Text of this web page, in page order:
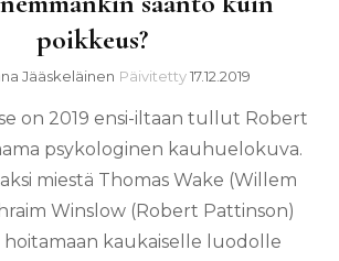
poikkeus?
Jääskeläinen Päivitetty17.12.2019
on 2019 ensi-iltaan tullut Robert
psykologinen kauhuelokuva.
miestä Thomas Wake (Willem
Winslow (Robert Pattinson)
hoitamaan kaukaiselle luodolle